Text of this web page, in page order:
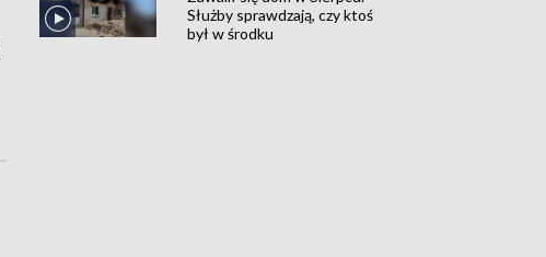
Służby sprawdzają, czy ktoś
był w środku